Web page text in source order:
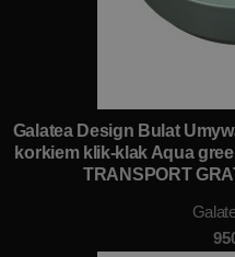
Galatea Design Bulat
korkiem klik-klak Aqua
TRANSPORT